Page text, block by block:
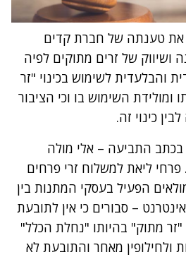
את טענתה של חברת קדים
של זרים מתוקים לפיה
והבלעדית לשימוש בכינוי "זר
ומולידת השימוש בו וכי הציבור
כינוי זה.
התביעה – אלי מולה
ליאת למשלוח זרי פרחים
הפעיל בעסקי המתנות בין
– סבורים כי אין לתובעת
"זר מתוק" בהיותו "נחלת הכלל"
ולחילופין מאחר והתובעת לא